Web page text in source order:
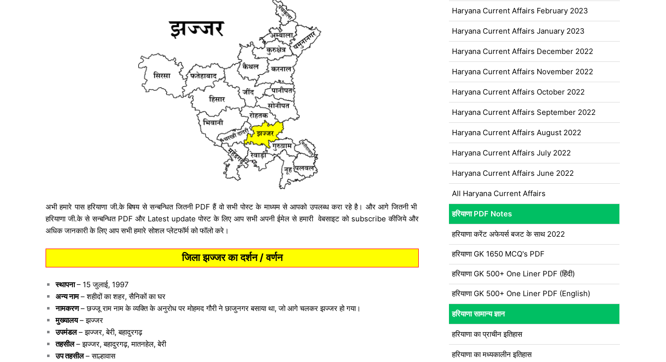
अभी हमारे पास हरियाणा जी.के बिषय से सन्बन्धित जितनी PDF हैं वो सभी पोस्ट के माध्यम से आपको उपलब्ध करा रहे है। और आगे जितनी भी
हरियाणा जी.के से सन्बन्धित PDF और Latest update पोस्ट के लिए आप सभी अपनी ईमेल से हमारी वेबसाइट को subscribe कीजिये और
अधिक जानकारी के लिए आप सभी हमारे सोशल प्लेटफॉर्म को फॉलो करे।
जिला झज्जर का दर्शन / वर्णन
स्थापना– 15 जुलाई, 1997
अन्य नाम– शहीदों का शहर, सैनिकों का घर
नामकरण– छज्जू राम नाम के व्यक्ति के अनुरोध पर मोहमद गौरी ने छाजुनगर बसाया था, जो आगे चलकर झज्जर हो गया।
मुख्यालय– झज्जर
उपमंडल– झज्जर, बेरी, बहादुरगढ़
तहसील– झज्जर, बहादुरगढ़, मातनहेल, बेरी
उप तहसील– साल्हावास
Haryana Current Affairs February 2023
Haryana Current Affairs January 2023
Haryana Current Affairs December 2022
Haryana Current Affairs November 2022
Haryana Current Affairs October 2022
Haryana Current Affairs September 2022
Haryana Current Affairs August 2022
Haryana Current Affairs July 2022
Haryana Current Affairs June 2022
All Haryana Current Affairs
हरियाणा PDF Notes
हरियाणा करेंट अफेयर्स बजट के साथ 2022
हरियाणा GK 1650 MCQ's PDF
हरियाणा GK 500+ One Liner PDF (हिंदी)
हरियाणा GK 500+ One Liner PDF (English)
हरियाणा सामान्य ज्ञान
हरियाणा का प्राचीन इतिहास
हरियाणा का मध्यकालीन इतिहास